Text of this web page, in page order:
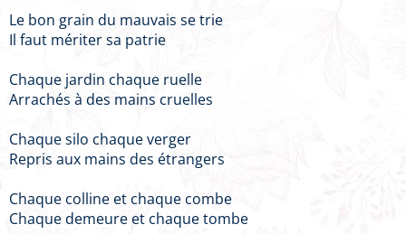
Le bon grain du mauvais se trie
Il faut mériter sa patrie
Chaque jardin chaque ruelle
Arrachés à des mains cruelles
Chaque silo chaque verger
Repris aux mains des étrangers
Chaque colline et chaque combe
Chaque demeure et chaque tombe